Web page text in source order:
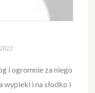
i ogromnie za niego
wypieki i na słodko i